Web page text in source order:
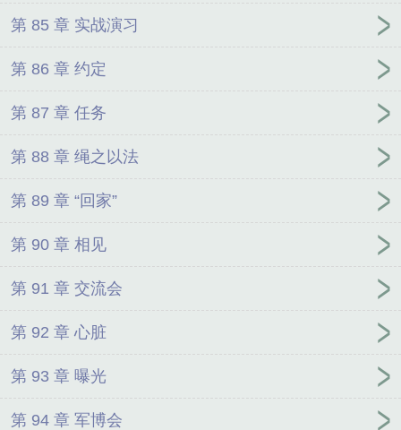
第 85 章 实战演习
第 86 章 约定
第 87 章 任务
第 88 章 绳之以法
第 89 章 “回家”
第 90 章 相见
第 91 章 交流会
第 92 章 心脏
第 93 章 曝光
第 94 章 军博会